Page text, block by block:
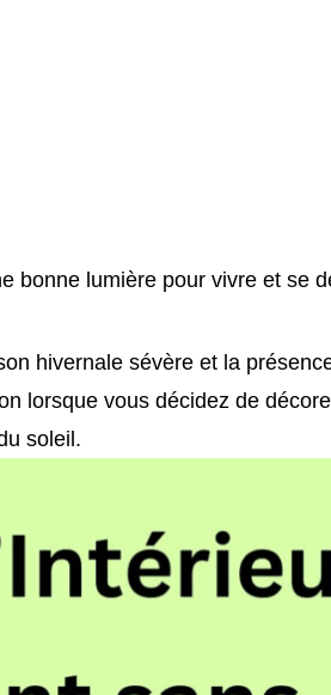
bonne lumière pour vivre et se
hivernale sévère et la
lorsque vous décidez de
soleil.